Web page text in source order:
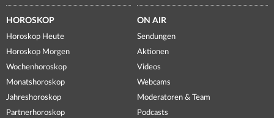
HOROSKOP
Horoskop Heute
Horoskop Morgen
Wochenhoroskop
Monatshoroskop
Jahreshoroskop
Partnerhoroskop
ON AIR
Sendungen
Aktionen
Videos
Webcams
Moderatoren & Team
Podcasts